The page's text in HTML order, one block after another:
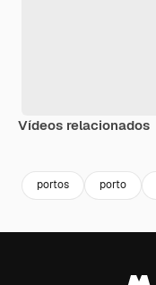
Vídeos relacionados
portos porto